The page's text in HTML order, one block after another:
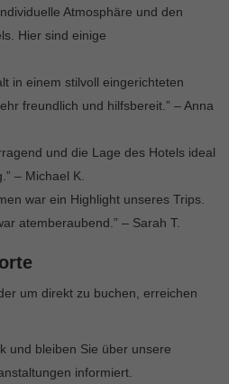
Atmosphäre und den
Hier sind einige
in einem stilvoll eingerichteten
freundlich und hilfsbereit.” – Anna
und die Lage des Hotels ideal
– Michael K.
war ein Highlight unseres Trips.
atemberaubend.” – Sarah T.
um direkt zu buchen, erreichen
und bleiben Sie über unsere
informiert.